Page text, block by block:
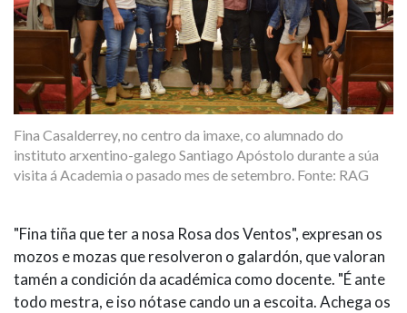
Fina Casalderrey, no centro da imaxe, co alumnado do
instituto arxentino-galego Santiago Apóstolo durante a súa
visita á Academia o pasado mes de setembro. Fonte: RAG
"Fina tiña que ter a nosa Rosa dos Ventos", expresan os
mozos e mozas que resolveron o galardón, que valoran
tamén a condición da académica como docente. "É ante
todo mestra, e iso nótase cando un a escoita. Achega os